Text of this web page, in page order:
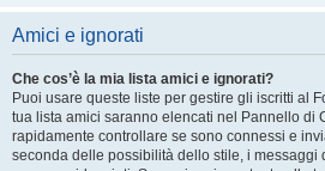
Amici e ignorati
Che cos’è la mia lista amici e ignorati?
Puoi usare queste liste per gestire gli iscritti al
tua lista amici saranno elencati nel Pannello di
rapidamente controllare se sono connessi e
seconda delle possibilità dello stile, i messaggi